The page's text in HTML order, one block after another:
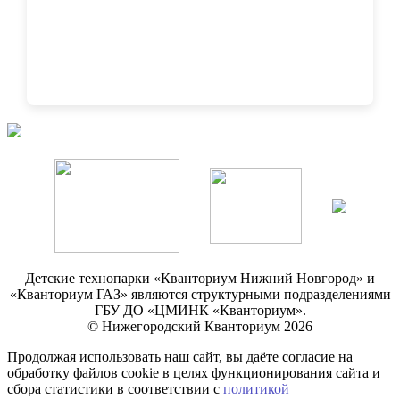
Детские технопарки «Кванториум Нижний Новгород» и
«Кванториум ГАЗ» являются структурными подразделениями
ГБУ ДО «ЦМИНК «Кванториум».
© Нижегородский Кванториум 2026
Продолжая использовать наш сайт, вы даёте согласие на
обработку файлов cookie в целях функционирования сайта и
сбора статистики в соответствии с политикой